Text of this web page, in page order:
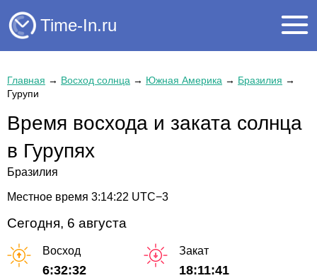
Time-In.ru
Главная → Восход солнца → Южная Америка → Бразилия →
Гурупи
Время восхода и заката солнца
в Гурупях
Бразилия
Местное время 3:14:22 UTC−3
Сегодня, 6 августа
Восход
6:32:32
Закат
18:11:41